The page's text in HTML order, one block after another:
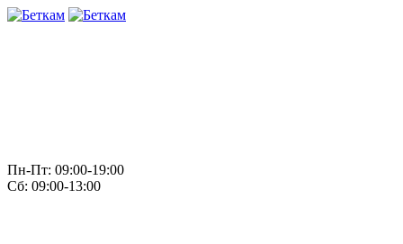
Пн-Пт: 09:00-19:00
Сб: 09:00-13:00